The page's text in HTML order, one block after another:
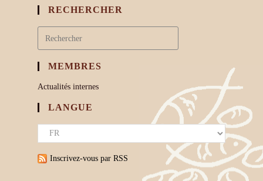
RECHERCHER
MEMBRES
Actualités internes
LANGUE
Inscrivez-vous par RSS